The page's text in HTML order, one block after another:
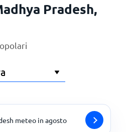
Pradesh,
meteo in agosto